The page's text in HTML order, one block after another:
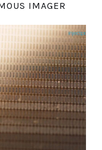
IMAGER